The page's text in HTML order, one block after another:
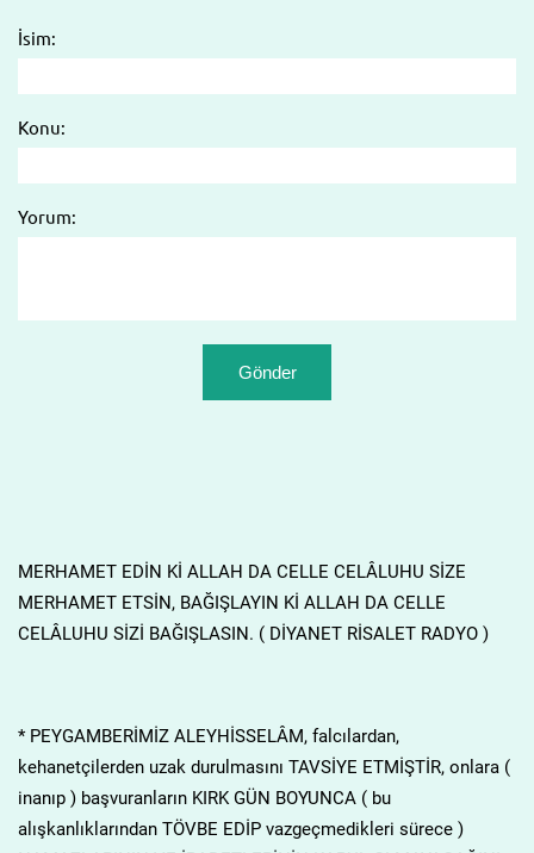
İsim:
Konu:
Yorum:
MERHAMET EDİN Kİ ALLAH DA CELLE CELÂLUHU SİZE
MERHAMET ETSİN, BAĞIŞLAYIN Kİ ALLAH DA CELLE
CELÂLUHU SİZİ BAĞIŞLASIN. ( DİYANET RİSALET RADYO )
* PEYGAMBERİMİZ ALEYHİSSELÂM, falcılardan,
kehanetçilerden uzak durulmasını TAVSİYE ETMİŞTİR, onlara (
inanıp ) başvuranların KIRK GÜN BOYUNCA ( bu
alışkanlıklarından TÖVBE EDİP vazgeçmedikleri sürece )